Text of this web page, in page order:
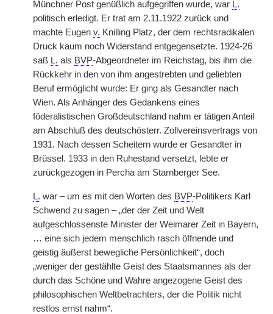
Münchner Post genüßlich aufgegriffen wurde, war L.
politisch erledigt. Er trat am 2.11.1922 zurück und
machte Eugen v. Knilling Platz, der dem rechtsradikalen
Druck kaum noch Widerstand entgegensetzte. 1924-26
saß L. als BVP-Abgeordneter im Reichstag, bis ihm die
Rückkehr in den von ihm angestrebten und geliebten
Beruf ermöglicht wurde: Er ging als Gesandter nach
Wien. Als Anhänger des Gedankens eines
föderalistischen Großdeutschland nahm er tätigen Anteil
am Abschluß des deutschösterr. Zollvereinsvertrags von
1931. Nach dessen Scheitern wurde er Gesandter in
Brüssel. 1933 in den Ruhestand versetzt, lebte er
zurückgezogen in Percha am Starnberger See.
L. war – um es mit den Worten des BVP-Politikers Karl
Schwend zu sagen – „der der Zeit und Welt
aufgeschlossenste Minister der Weimarer Zeit in Bayern,
… eine sich jedem menschlich rasch öffnende und
geistig äußerst bewegliche Persönlichkeit“, doch
„weniger der gestählte Geist des Staatsmannes als der
durch das Schöne und Wahre angezogene Geist des
philosophischen Weltbetrachters, der die Politik nicht
restlos ernst nahm“.